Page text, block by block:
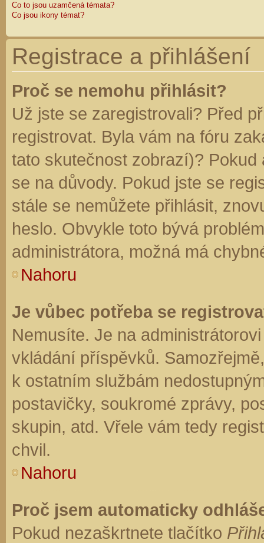
Co to jsou uzamčená témata?
Co jsou ikony témat?
Registrace a přihlášení
Proč se nemohu přihlásit?
Už jste se zaregistrovali? Před
registrovat. Byla vám na fóru
tato skutečnost zobrazí)?
se na důvody. Pokud jste se
stále se nemůžete přihlásit,
heslo. Obvykle toto bývá
administrátora, možná má
Nahoru
Je vůbec potřeba se
Nemusíte. Je na
vkládání příspěvků.
k ostatním službám
postavičky, soukromé zprávy,
skupin, atd. Vřele vám tedy
chvil.
Nahoru
Proč jsem automaticky
Pokud nezaškrtnete tlačítko